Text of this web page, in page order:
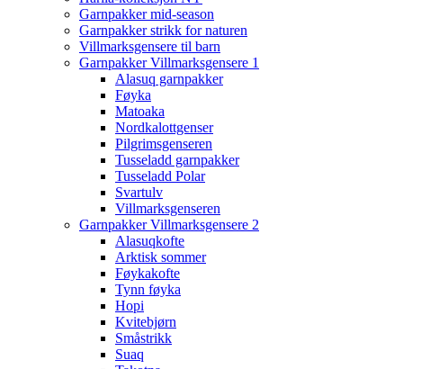
Garnpakker mid-season
Garnpakker strikk for naturen
Villmarksgensere til barn
Garnpakker Villmarksgensere 1
Alasuq garnpakker
Føyka
Matoaka
Nordkalottgenser
Pilgrimsgenseren
Tusseladd garnpakker
Tusseladd Polar
Svartulv
Villmarksgenseren
Garnpakker Villmarksgensere 2
Alasuqkofte
Arktisk sommer
Føykakofte
Tynn føyka
Hopi
Kvitebjørn
Småstrikk
Suaq